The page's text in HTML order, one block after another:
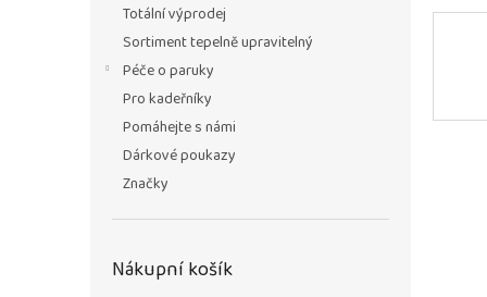
Totální výprodej
Sortiment tepelně upravitelný
Péče o paruky
Pro kadeřníky
Pomáhejte s námi
Dárkové poukazy
Značky
Nákupní košík